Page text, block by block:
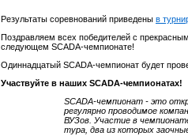
Результаты соревнований приведены в
Поздравляем всех победителей с
следующем SCADA-чемпионате!
Одиннадцатый SCADA-чемпионат будет
Участвуйте в наших SCADA-чемпионатах!
SCADA-чемпионат - это
регулярно проводимое
ВУЗов. Участие в
тура, два из которых